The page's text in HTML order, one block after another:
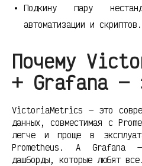
Подкину пару
автоматизации и скриптов.
Почему
+ Grafana —
VictoriaMetrics — это
данных, совместимая с
легче и проще в
Prometheus. А Grafana
дашборды, которые любят все.